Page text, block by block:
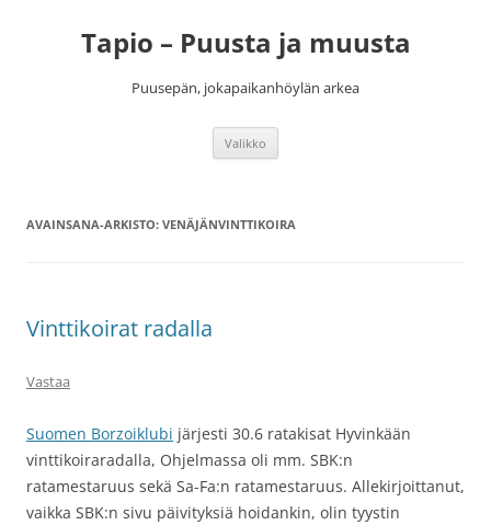
Tapio – Puusta ja muusta
Puusepän, jokapaikanhöylän arkea
Valikko
AVAINSANA-ARKISTO: VENÄJÄNVINTTIKOIRA
Vinttikoirat radalla
Vastaa
Suomen Borzoiklubi järjesti 30.6 ratakisat Hyvinkään
vinttikoiraradalla, Ohjelmassa oli mm. SBK:n
ratamestaruus sekä Sa-Fa:n ratamestaruus. Allekirjoittanut,
vaikka SBK:n sivu päivityksiä hoidankin, olin tyystin